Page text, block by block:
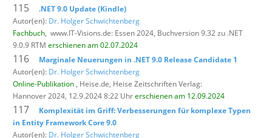
115
.NET 9.0 Update (Kindle)
Autor(en): Dr. Holger Schwichtenberg
Fachbuch, www.IT-Visions.de: Essen 2024, Buchversion 9.32 zu .NET
9.0.9 RTM erschienen am 02.07.2024
116
Marginale Neuerungen in .NET 9.0 Release Candidate 1
Autor(en): Dr. Holger Schwichtenberg
Online-Publikation , Heise.de, Heise Zeitschriften Verlag:
Hannover 2024, 12.9.2024 8:22 Uhrerschienen am 12.09.2024
117
Komplexität im Griff: Verbesserungen für komplexe Typen
in Entity Framework Core 9.0
Autor(en): Dr. Holger Schwichtenberg